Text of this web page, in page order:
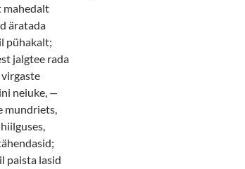
mahedalt
äratada
pühakalt;
jalgtee rada
neiuke, —
mundriets,
paista lasid